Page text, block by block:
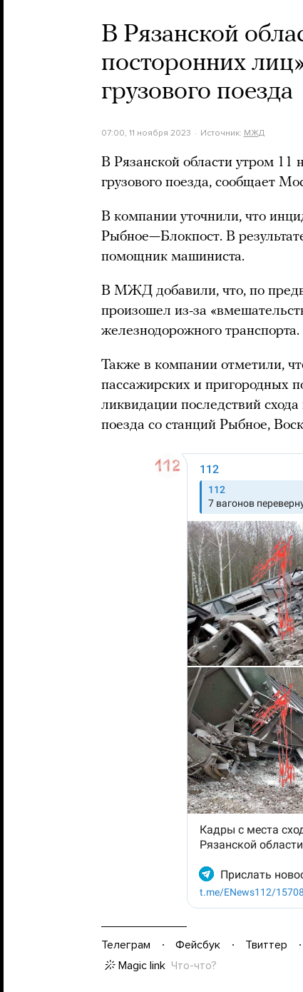
В Рязанской
посторонних
грузового поезда
07:00, 11 ноября 2023 Источник: МЖД
В Рязанской области утром 11
грузового поезда, сообщает
В компании уточнили, что
Рыбное—Блокпост. В
помощник машиниста.
В МЖД добавили, что, по
произошел из-за
железнодорожного транспорта.
Также в компании отметили,
пассажирских и пригородных
ликвидации последствий
поезда со станций Рыбное,
Телеграм Фейсбук Твиттер
Magic link Что-что?